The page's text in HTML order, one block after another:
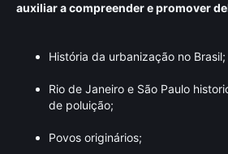
auxiliar a compreender e promover
História da urbanização no Brasil;
Rio de Janeiro e São Paulo
de poluição;
Povos originários;